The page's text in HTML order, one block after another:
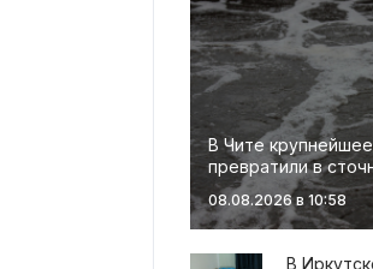
В Чите
превратили в
08.08.2026 в 10:58
В